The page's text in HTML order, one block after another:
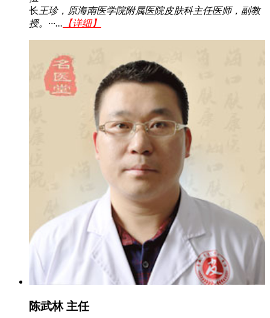
长王珍，原海南医学院附属医院皮肤科主任医师，副教
授。···... 【详细】
陈武林 主任